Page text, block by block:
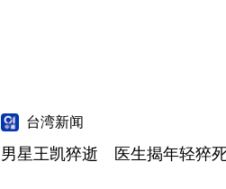
台湾新闻
男星王凯猝逝 医生揭年轻猝